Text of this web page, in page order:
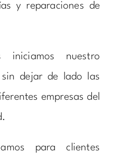
y reparaciones de
iniciamos nuestro
dejar de lado las
empresas del
para clientes